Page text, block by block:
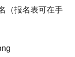
（报名表可在手